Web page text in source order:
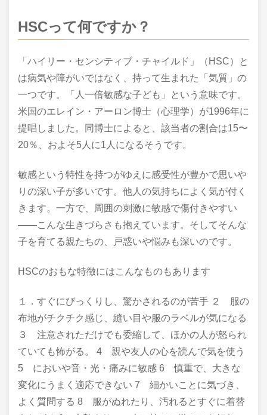
HSCって何ですか？
「ハイリー・センシティブ・チャイルド」（HSC）と
は病気や障がいではなく、持って生まれた「気質」の
一つです。「人一倍敏感な子ども」という意味です。
米国のエレイン・アーロン博士（心理学）が1996年に
提唱しました。同博士によると、該当者の割合は15〜
20％、およそ5人に1人になるそうです。
敏感という特性を持つがゆえに感受性が豊かで思いや
りの深い子が多いです。他人の気持ちによく気が付く
きます。一方で、周囲の刺激に敏感で傷付きやすい
――こんな生きづらさも抱えています。そしてそんな
子を育てる親たちの、戸惑いや悩みも深いのです。
HSCのおもな特徴にはこんなものもあります
１．すぐにびっくりし、驚かされるのが苦手 ２ 服の
布地がチクチク感じ、縫い目や服のラベルが気になる
３ 注意されただけでも委縮して、ほかの人が怒られ
ていても怖がる。 4 親や友人の心を読んで気を使う
5 においや音・光・痛みに敏感 6 慎重で、大きな
変化にうまく適応できない 7 細かいことに気づき、
よく質問する 8 服がぬれたり、汚れるとすぐに着替